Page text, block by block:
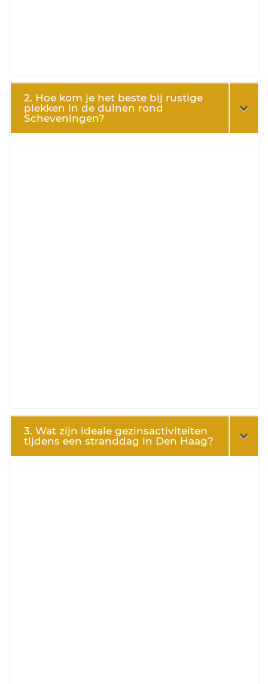
2. Hoe kom je het beste bij rustige
plekken in de duinen rond
Scheveningen?
3. Wat zijn ideale gezinsactiviteiten
tijdens een stranddag in Den Haag?